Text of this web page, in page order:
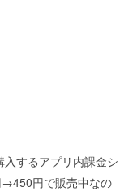
するアプリ内課金シ
→450円で販売中なの